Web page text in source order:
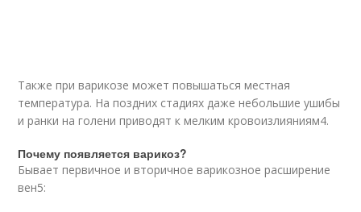
Также при варикозе может повышаться местная
температура. На поздних стадиях даже небольшие ушибы
и ранки на голени приводят к мелким кровоизлияниям4.
Почему появляется варикоз?
Бывает первичное и вторичное варикозное расширение
вен5: